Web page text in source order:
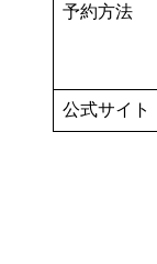
予約方法
公式サイト